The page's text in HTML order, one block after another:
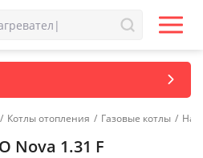
/ Котлы отопления / Газовые котлы /
Nova 1.31 F